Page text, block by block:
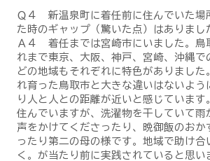
Ｑ４ 新温泉町に着任前に住んでいた場
た時のギャップ（驚いた点）はありまし
Ａ４ 着任までは宮崎市にいました。鳥
れまで東京、大阪、神戸、宮崎、沖縄で
どの地域もそれぞれに特色がありました
れ育った鳥取市と大きな違いはないよう
り人と人との距離が近いと感じていま
住んでいますが、洗濯物を干していて雨
声をかけてくださったり、晩御飯のおか
ったり第二の母の様です。地域で助け合
く。が当たり前に実践されていると思い